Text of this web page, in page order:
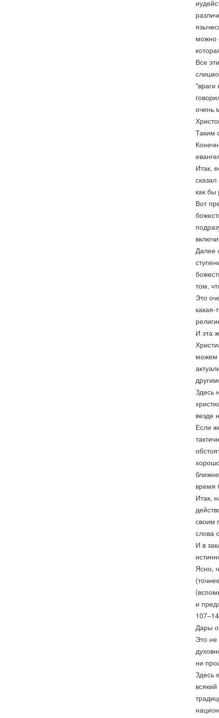
можно
Все
"враги
очень
Таким
Итак,
как
Вот
Далее
том,
Это
И эта
можем
Здесь
везде
Если
время
Итак,
своим
слова
И в
Ясно,
и
Дары
Это
ни
Здесь